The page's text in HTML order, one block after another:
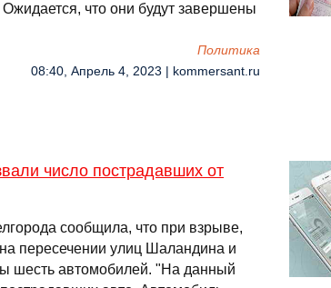
что они будут завершены
Политика
08:40, Апрель 4, 2023 | kommersant.ru
число пострадавших от
сообщила, что при взрыве,
пересечении улиц Шаландина и
шесть автомобилей. "На данный